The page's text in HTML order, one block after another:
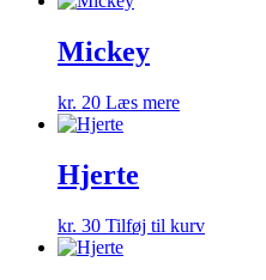
Mickey
kr. 20 Læs mere
Hjerte
kr. 30 Tilføj til kurv